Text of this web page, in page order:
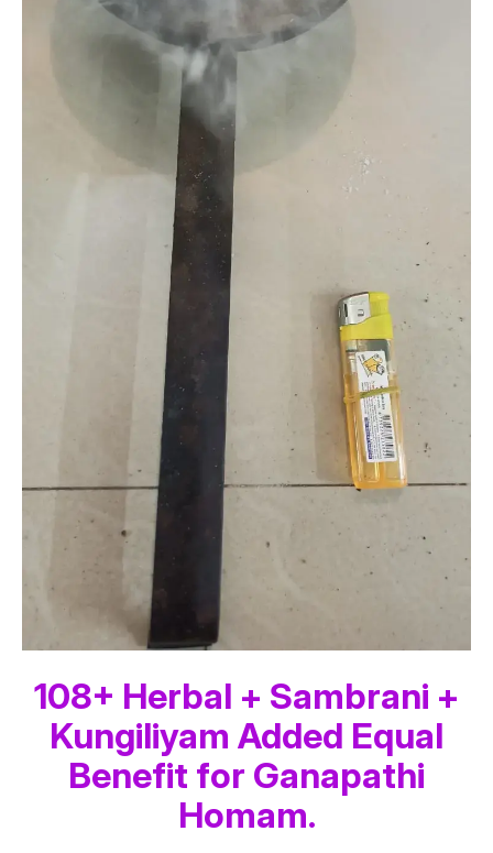
108+ Herbal + Sambrani +
Kungiliyam Added Equal
Benefit for Ganapathi
Homam.